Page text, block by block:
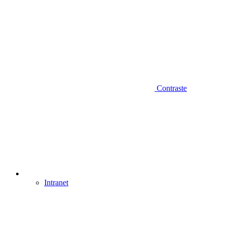
Contraste
Intranet